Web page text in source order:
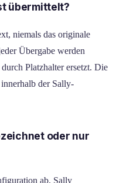
übermittelt?
niemals das originale
Übergabe werden
Platzhalter ersetzt. Die
der Sally-
oder nur
ab. Sally